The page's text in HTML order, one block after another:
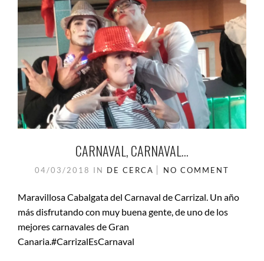
CARNAVAL, CARNAVAL…
04/03/2018 IN DE CERCA NO COMMENT
Maravillosa Cabalgata del Carnaval de Carrizal. Un año
más disfrutando con muy buena gente, de uno de los
mejores carnavales de Gran
Canaria.#CarrizalEsCarnaval